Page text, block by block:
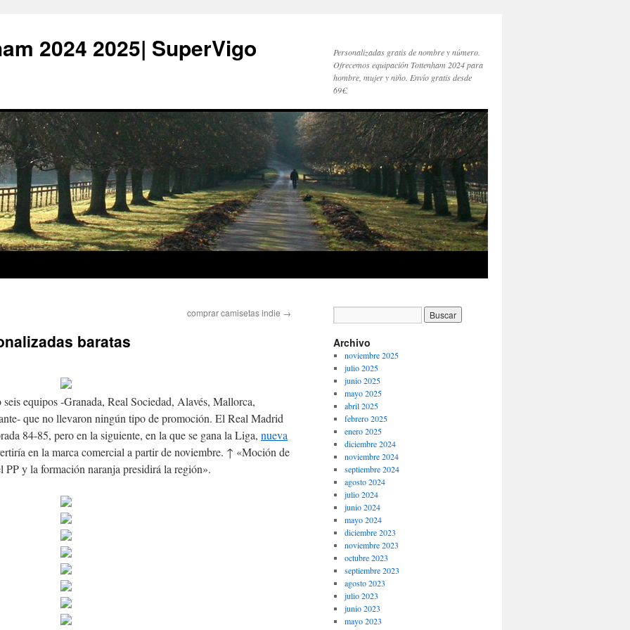
2024 2025| SuperVigo
Personalizadas gratis de nombre y número.
Ofrecemos equipación Tottenham 2024 para
hombre, mujer y niño. Envío gratis desde
69€.
comprar camisetas indie →
baratas
equipos ­-Granada, Real Sociedad, Alavés, Mallorca,
que no llevaron ningún tipo de promoción. El Real Madrid
84-85, pero en la siguiente, en la que se gana la Liga, nueva
en la marca comercial a partir de noviembre. ↑ «Moción de
PP y la formación naranja presidirá la región».
Archivo
noviembre 2025
julio 2025
junio 2025
mayo 2025
abril 2025
febrero 2025
enero 2025
diciembre 2024
noviembre 2024
septiembre 2024
agosto 2024
julio 2024
junio 2024
mayo 2024
diciembre 2023
noviembre 2023
octubre 2023
septiembre 2023
agosto 2023
julio 2023
junio 2023
mayo 2023